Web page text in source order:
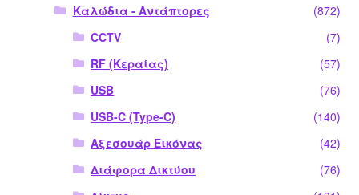
Καλώδια - Αντάπτορες
(872)
CCTV
(7)
RF (Κεραίας)
(57)
USB
(76)
USB-C (Type-C)
(140)
Αξεσουάρ Εικόνας
(42)
Διάφορα Δικτύου
(76)